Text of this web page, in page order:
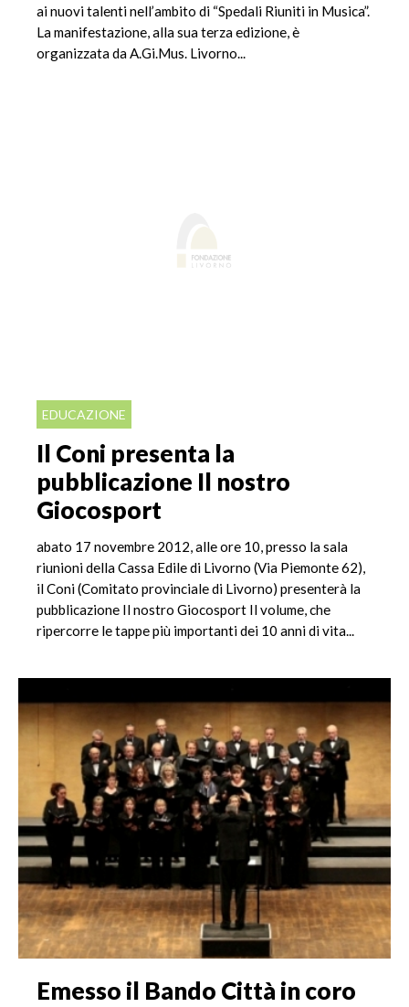
ai nuovi talenti nell’ambito di “Spedali Riuniti in Musica”.
La manifestazione, alla sua terza edizione, è
organizzata da A.Gi.Mus. Livorno...
EDUCAZIONE
Il Coni presenta la
pubblicazione Il nostro
Giocosport
abato 17 novembre 2012, alle ore 10, presso la sala
riunioni della Cassa Edile di Livorno (Via Piemonte 62),
il Coni (Comitato provinciale di Livorno) presenterà la
pubblicazione Il nostro Giocosport Il volume, che
ripercorre le tappe più importanti dei 10 anni di vita...
Emesso il Bando Città in coro